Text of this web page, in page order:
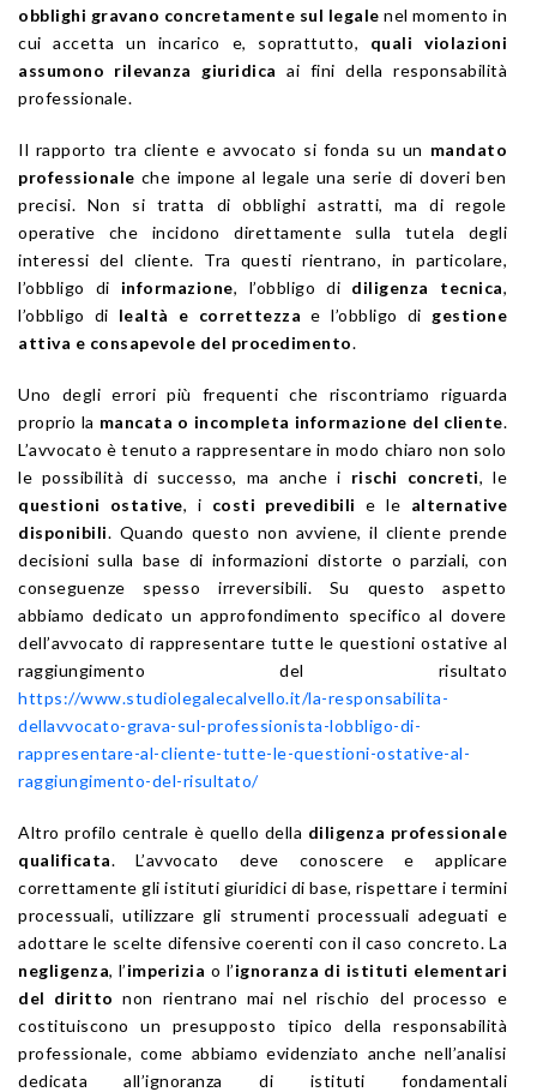
obblighi gravano concretamente sul legale nel momento in
cui accetta un incarico e, soprattutto, quali violazioni
assumono rilevanza giuridica ai fini della responsabilità
professionale.
Il rapporto tra cliente e avvocato si fonda su un mandato
professionale che impone al legale una serie di doveri ben
precisi. Non si tratta di obblighi astratti, ma di regole
operative che incidono direttamente sulla tutela degli
interessi del cliente. Tra questi rientrano, in particolare,
l’obbligo di informazione, l’obbligo di diligenza tecnica,
l’obbligo di lealtà e correttezza e l’obbligo di gestione
attiva e consapevole del procedimento.
Uno degli errori più frequenti che riscontriamo riguarda
proprio la mancata o incompleta informazione del cliente.
L’avvocato è tenuto a rappresentare in modo chiaro non solo
le possibilità di successo, ma anche i rischi concreti, le
questioni ostative, i costi prevedibili e le alternative
disponibili. Quando questo non avviene, il cliente prende
decisioni sulla base di informazioni distorte o parziali, con
conseguenze spesso irreversibili. Su questo aspetto
abbiamo dedicato un approfondimento specifico al dovere
dell’avvocato di rappresentare tutte le questioni ostative al
raggiungimento del risultato
https://www.studiolegalecalvello.it/la-responsabilita-
dellavvocato-grava-sul-professionista-lobbligo-di-
rappresentare-al-cliente-tutte-le-questioni-ostative-al-
raggiungimento-del-risultato/
Altro profilo centrale è quello della diligenza professionale
qualificata. L’avvocato deve conoscere e applicare
correttamente gli istituti giuridici di base, rispettare i termini
processuali, utilizzare gli strumenti processuali adeguati e
adottare le scelte difensive coerenti con il caso concreto. La
negligenza, l’imperizia o l’ignoranza di istituti elementari
del diritto non rientrano mai nel rischio del processo e
costituiscono un presupposto tipico della responsabilità
professionale, come abbiamo evidenziato anche nell’analisi
dedicata all’ignoranza di istituti fondamentali